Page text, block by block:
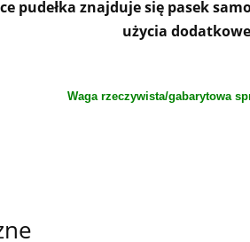
pudełka znajduje się pasek
użycia
Waga rzeczywista/gabarytowa